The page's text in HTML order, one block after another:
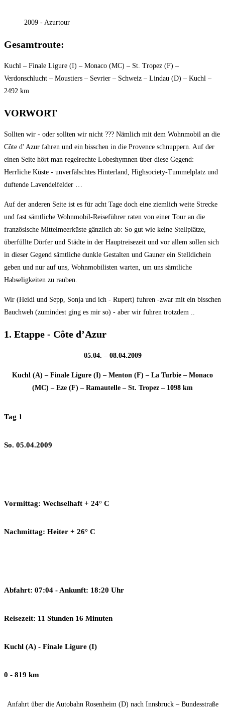
2009 - Azurtour
Gesamtroute:
Kuchl – Finale Ligure (I) – Monaco (MC) – St. Tropez (F) –
Verdonschlucht – Moustiers – Sevrier – Schweiz – Lindau (D) – Kuchl –
2492 km
VORWORT
Sollten wir - oder sollten wir nicht ??? Nämlich mit dem Wohnmobil an die
Côte d' Azur fahren und ein bisschen in die Provence schnuppern. Auf der
einen Seite hört man regelrechte Lobeshymnen über diese Gegend:
Herrliche Küste - unverfälschtes Hinterland, Highsociety-Tummelplatz und
duftende Lavendelfelder …
Auf der anderen Seite ist es für acht Tage doch eine ziemlich weite Strecke
und fast sämtliche Wohnmobil-Reiseführer raten von einer Tour an die
französische Mittelmeerküste gänzlich ab: So gut wie keine Stellplätze,
überfüllte Dörfer und Städte in der Hauptreisezeit und vor allem sollen sich
in dieser Gegend sämtliche dunkle Gestalten und Gauner ein Stelldichein
geben und nur auf uns, Wohnmobilisten warten, um uns sämtliche
Habseligkeiten zu rauben.
Wir (Heidi und Sepp, Sonja und ich - Rupert) fuhren -zwar mit ein bisschen
Bauchweh (zumindest ging es mir so) - aber wir fuhren trotzdem ..
1. Etappe - Côte d’Azur
05.04. – 08.04.2009
Kuchl (A) – Finale Ligure (I) – Menton (F) – La Turbie – Monaco
(MC) – Eze (F) – Ramautelle – St. Tropez – 1098 km
Tag 1
So. 05.04.2009
Vormittag: Wechselhaft + 24° C
Nachmittag: Heiter + 26° C
Abfahrt: 07:04 - Ankunft: 18:20 Uhr
Reisezeit: 11 Stunden 16 Minuten
Kuchl (A) - Finale Ligure (I)
0 - 819 km
Anfahrt über die Autobahn Rosenheim (D) nach Innsbruck – Bundesstraße